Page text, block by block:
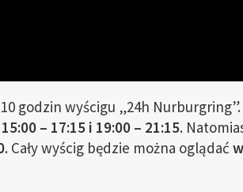
godzin wyścigu „24h
– 17:15 i 19:00 – 21:15.
. Cały wyścig będzie można oglądać